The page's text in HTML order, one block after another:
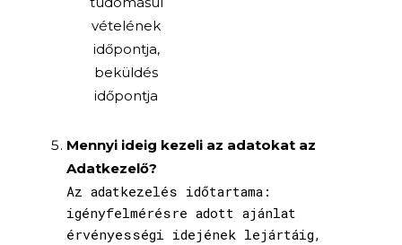
vételének
időpontja,
beküldés
időpontja
Mennyi ideig kezeli az adatokat az
Adatkezelő?
Az adatkezelés időtartama:
igényfelmérésre adott ajánlat
érvényességi idejének lejártáig,